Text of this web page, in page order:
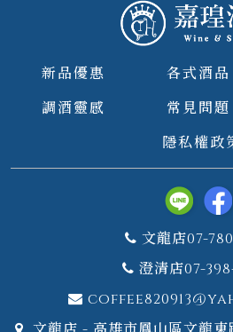
新品優惠 各式酒品
調酒靈感
常見問題
隱私權政
文龍店07-
澄清店07-